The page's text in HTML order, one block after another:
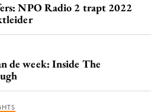
NPO Radio 2 trapt 2022
de week: Inside The